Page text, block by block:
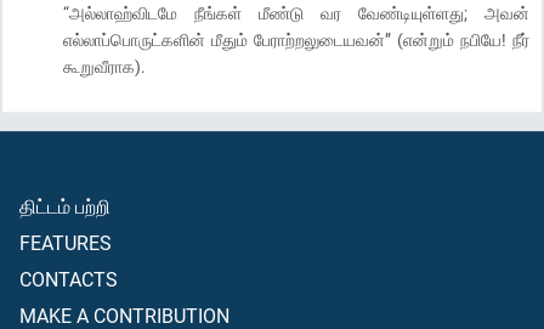
“அல்லாஹ்விடமே நீங்கள் மீண்டு வர வேண்டியுள்ளது; அவன்
எல்லாப்பொருட்களின் மீதும் பேராற்றலுடையவன்” (என்றும் நபியே! நீர்
கூறுவீராக).
திட்டம் பற்றி
FEATURES
CONTACTS
MAKE A CONTRIBUTION